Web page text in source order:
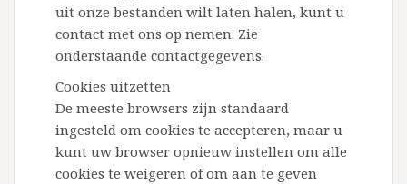
uit onze bestanden wilt laten halen, kunt u
contact met ons op nemen. Zie
onderstaande contactgegevens.
Cookies uitzetten
De meeste browsers zijn standaard
ingesteld om cookies te accepteren, maar u
kunt uw browser opnieuw instellen om alle
cookies te weigeren of om aan te geven